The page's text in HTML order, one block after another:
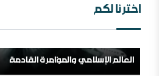
اخترنا لكم
العالم الإسلامي والمؤامرة القادمة